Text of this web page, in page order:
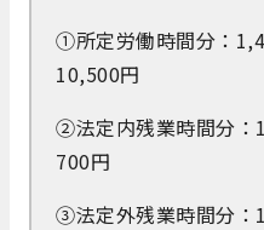
①所定労働時間分：
10,500円
②法定内残業時間分
700円
③法定外残業時間分